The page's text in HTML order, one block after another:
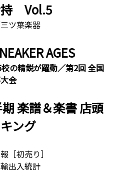
持 Vol.5
ツ葉楽器
AGES
の精鋭が躍動／第2回 全国
会
楽譜＆楽書 店頭
ング
［初売り］
出入統計